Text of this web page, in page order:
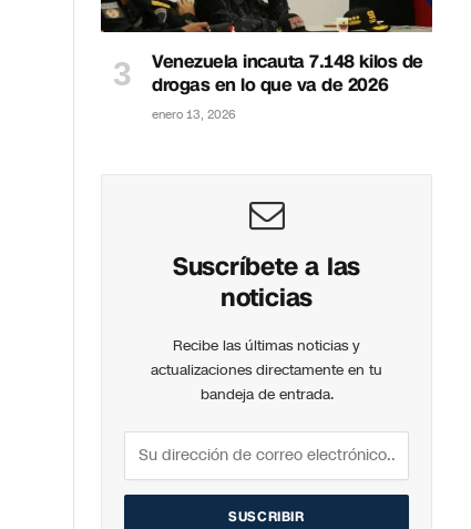
Venezuela incauta 7.148 kilos de
drogas en lo que va de 2026
enero 13, 2026
Suscríbete a las
noticias
Recibe las últimas noticias y
actualizaciones directamente en tu
bandeja de entrada.